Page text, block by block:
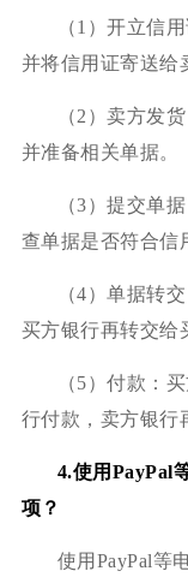
（1）开立信
并将信用证寄送给
（2）卖方发
并准备相关单据。
（3）提交单
查单据是否符合信
（4）单据转
买方银行再转交给
（5）付款：
行付款，卖方银行
4.使用PayPal
项？
使用PayPal等